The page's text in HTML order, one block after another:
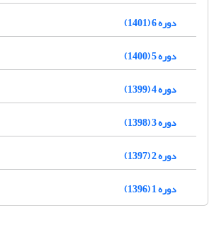
دوره 6 (1401)
دوره 5 (1400)
دوره 4 (1399)
دوره 3 (1398)
دوره 2 (1397)
دوره 1 (1396)